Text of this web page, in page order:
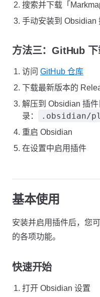
搜索并下载「
手动安装到 Obsidian
方法三：GitHub 下
访问 GitHub 仓库
下载最新版本的
解压到 Obsidian 插件
录：
.obsidian/
重启 Obsidian
在设置中启用插件
基本使用
安装并启用插件后，您
的各项功能。
快速开始
打开 Obsidian 设置